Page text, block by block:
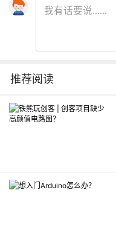
推荐阅读